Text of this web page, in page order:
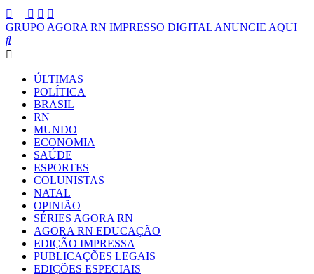
GRUPO AGORA RN IMPRESSO DIGITAL ANUNCIE AQUI
ÚLTIMAS
POLÍTICA
BRASIL
RN
MUNDO
ECONOMIA
SAÚDE
ESPORTES
COLUNISTAS
NATAL
OPINIÃO
SÉRIES AGORA RN
AGORA RN EDUCAÇÃO
EDIÇÃO IMPRESSA
PUBLICAÇÕES LEGAIS
EDIÇÕES ESPECIAIS